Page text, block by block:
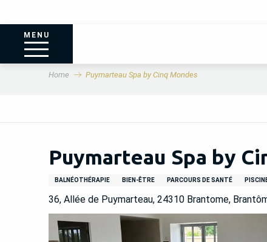
MENU
Home Puymarteau Spa by Cinq Mondes
Puymarteau Spa by
BALNÉOTHÉRAPIE BIEN-ÊTRE PARCOURS DE SANTÉ
36, Allée de Puymarteau, 24310 Brantome,